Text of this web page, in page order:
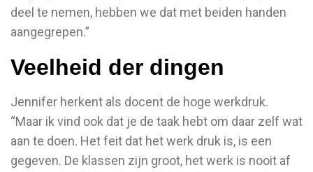
deel te nemen, hebben we dat met beiden handen
aangegrepen.”
Veelheid der dingen
Jennifer herkent als docent de hoge werkdruk.
“Maar ik vind ook dat je de taak hebt om daar zelf wat
aan te doen. Het feit dat het werk druk is, is een
gegeven. De klassen zijn groot, het werk is nooit af